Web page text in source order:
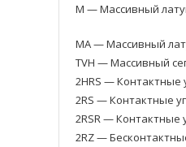
M — Массивный
MA — Массивный
TVH — Массивный
2HRS — Контактные
2RS — Контактные
2RSR — Контактные
2RZ —